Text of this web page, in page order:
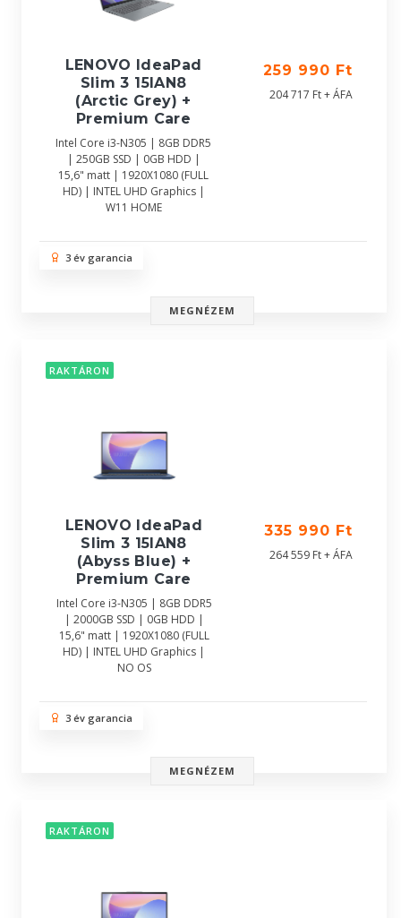
LENOVO IdeaPad
Slim 3 15IAN8
(Arctic Grey) +
Premium Care
Intel Core i3-N305 | 8GB DDR5
| 250GB SSD | 0GB HDD |
15,6" matt | 1920X1080 (FULL
HD) | INTEL UHD Graphics |
W11 HOME
259 990 Ft
204 717 Ft + ÁFA
3 év garancia
MEGNÉZEM
RAKTÁRON
LENOVO IdeaPad
Slim 3 15IAN8
(Abyss Blue) +
Premium Care
Intel Core i3-N305 | 8GB DDR5
| 2000GB SSD | 0GB HDD |
15,6" matt | 1920X1080 (FULL
HD) | INTEL UHD Graphics |
NO OS
335 990 Ft
264 559 Ft + ÁFA
3 év garancia
MEGNÉZEM
RAKTÁRON